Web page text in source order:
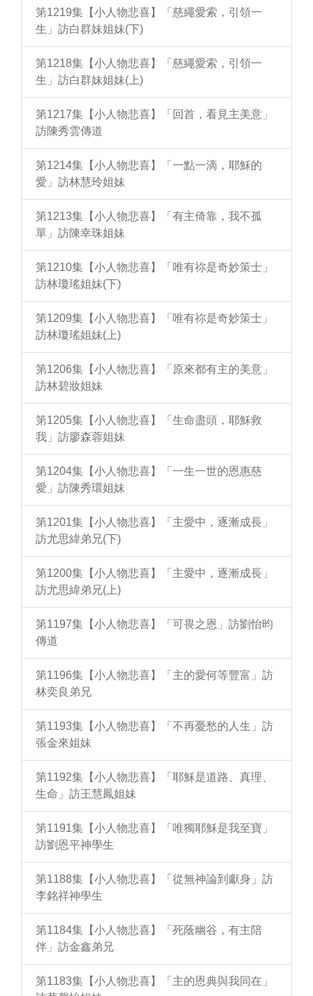
第1219集【小人物悲喜】「慈繩愛索，引領一
生」訪白群妹姐妹(下)
第1218集【小人物悲喜】「慈繩愛索，引領一
生」訪白群妹姐妹(上)
第1217集【小人物悲喜】「回首，看見主美意」
訪陳秀雲傳道
第1214集【小人物悲喜】「一點一滴，耶穌的
愛」訪林慧玲姐妹
第1213集【小人物悲喜】「有主倚靠，我不孤
單」訪陳幸珠姐妹
第1210集【小人物悲喜】「唯有祢是奇妙策士」
訪林瓊瑤姐妹(下)
第1209集【小人物悲喜】「唯有祢是奇妙策士」
訪林瓊瑤姐妹(上)
第1206集【小人物悲喜】「原來都有主的美意」
訪林碧妝姐妹
第1205集【小人物悲喜】「生命盡頭，耶穌救
我」訪廖森蓉姐妹
第1204集【小人物悲喜】「一生一世的恩惠慈
愛」訪陳秀環姐妹
第1201集【小人物悲喜】「主愛中，逐漸成長」
訪尤思緯弟兄(下)
第1200集【小人物悲喜】「主愛中，逐漸成長」
訪尤思緯弟兄(上)
第1197集【小人物悲喜】「可畏之恩」訪劉怡昀
傳道
第1196集【小人物悲喜】「主的愛何等豐富」訪
林奕良弟兄
第1193集【小人物悲喜】「不再憂愁的人生」訪
張金來姐妹
第1192集【小人物悲喜】「耶穌是道路、真理、
生命」訪王慧鳳姐妹
第1191集【小人物悲喜】「唯獨耶穌是我至寶」
訪劉恩平神學生
第1188集【小人物悲喜】「從無神論到獻身」訪
李銘祥神學生
第1184集【小人物悲喜】「死蔭幽谷，有主陪
伴」訪金鑫弟兄
第1183集【小人物悲喜】「主的恩典與我同在」